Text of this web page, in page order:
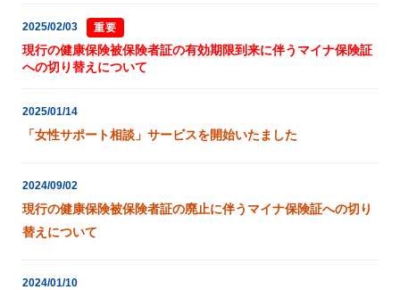
2025/02/03 重要
現行の健康保険被保険者証の有効期限到来に伴うマイナ保険証
への切り替えについて
2025/01/14
「女性サポート相談」サービスを開始いたました
2024/09/02
現行の健康保険被保険者証の廃止に伴うマイナ保険証への切り
替えについて
2024/01/10